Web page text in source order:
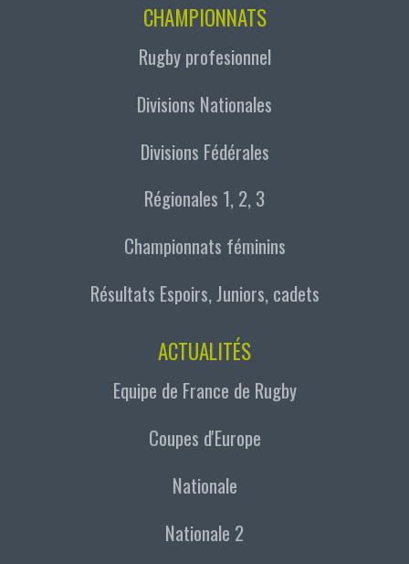
CHAMPIONNATS
Rugby profesionnel
Divisions Nationales
Divisions Fédérales
Régionales 1, 2, 3
Championnats féminins
Résultats Espoirs, Juniors, cadets
ACTUALITÉS
Equipe de France de Rugby
Coupes d'Europe
Nationale
Nationale 2